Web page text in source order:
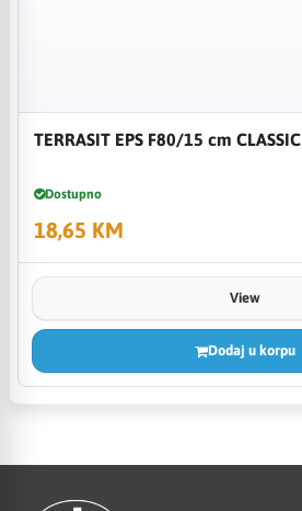
TERRASIT EPS F80/15 cm CLASSIC
Dostupno
18,65 KM
View
Dodaj u korpu